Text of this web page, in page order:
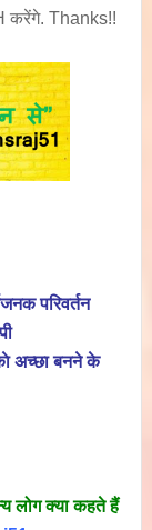
करेंगे. Thanks!!
परिवर्तन
अच्छा बनने के
लोग क्या कहते हैं